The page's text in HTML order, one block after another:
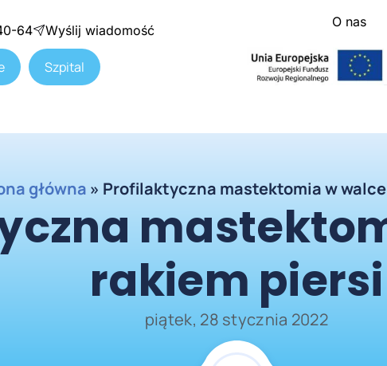
64 Wyślij wiadomość
Szpital
O nas
główna » Profilaktyczna mastektomia w
rakiem piersi
piątek, 28 stycznia 2022